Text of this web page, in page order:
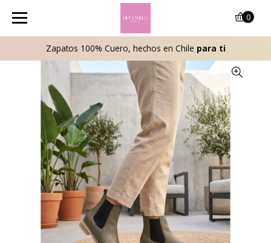
Zapatos 100% Cuero, hechos en Chile para ti
0